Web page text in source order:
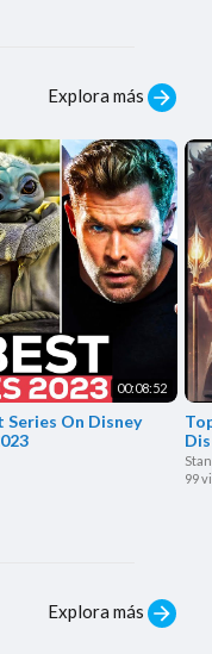
Explora más
00:08:52
Series On Disney
Stan
99
Explora más